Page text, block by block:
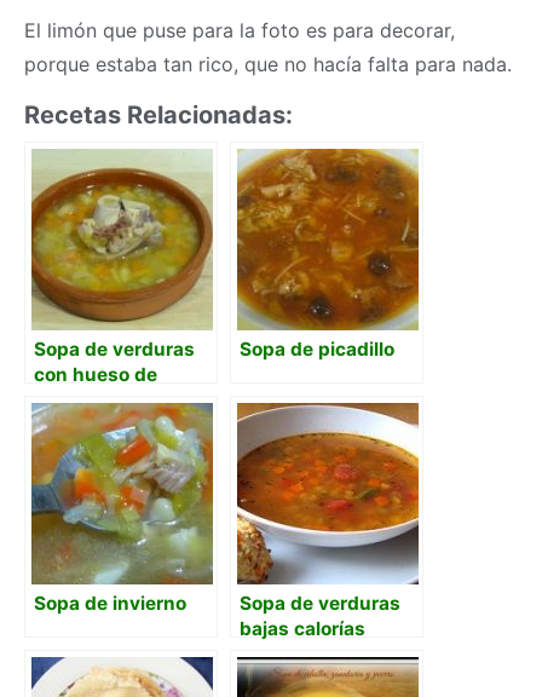
El limón que puse para la foto es para decorar,
porque estaba tan rico, que no hacía falta para nada.
Recetas Relacionadas:
Sopa de verduras
con hueso de
jamón
Sopa de picadillo
Sopa de invierno
Sopa de verduras
bajas calorías